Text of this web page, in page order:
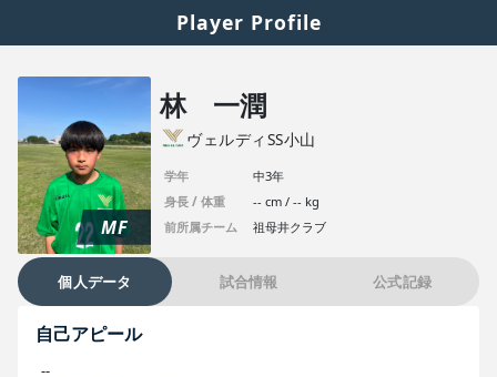
Player Profile
MF
林 一潤
ヴェルディSS小山
学年
中3年
身長 / 体重
-- cm / -- kg
前所属チーム
祖母井クラブ
個人データ 試合情報 公式記録
自己アピール
--